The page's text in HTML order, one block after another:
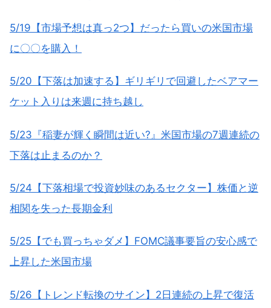
5/19【市場予想は真っ2つ】だったら買いの米国市場
に〇〇を購入！
5/20【下落は加速する】ギリギリで回避したベアマー
ケット入りは来週に持ち越し
5/23『稲妻が輝く瞬間は近い?』米国市場の7週連続の
下落は止まるのか？
5/24【下落相場で投資妙味のあるセクター】株価と逆
相関を失った長期金利
5/25【でも買っちゃダメ】FOMC議事要旨の安心感で
上昇した米国市場
5/26【トレンド転換のサイン】2日連続の上昇で復活